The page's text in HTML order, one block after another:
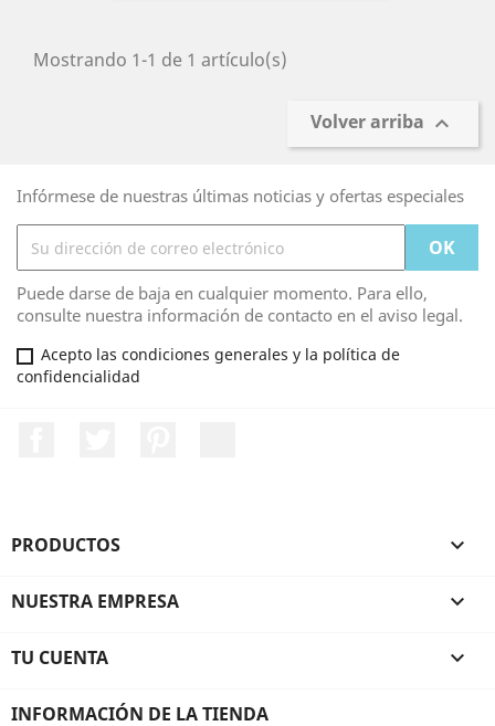
Mostrando 1-1 de 1 artículo(s)
Volver arriba 
Infórmese de nuestras últimas noticias y ofertas especiales
Puede darse de baja en cualquier momento. Para ello,
consulte nuestra información de contacto en el aviso legal.
Acepto las condiciones generales y la política de
confidencialidad
PRODUCTOS 
NUESTRA EMPRESA 
TU CUENTA 
INFORMACIÓN DE LA TIENDA